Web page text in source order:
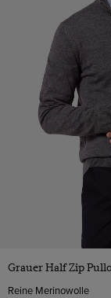
Grauer Half Zip
Reine Merinowolle